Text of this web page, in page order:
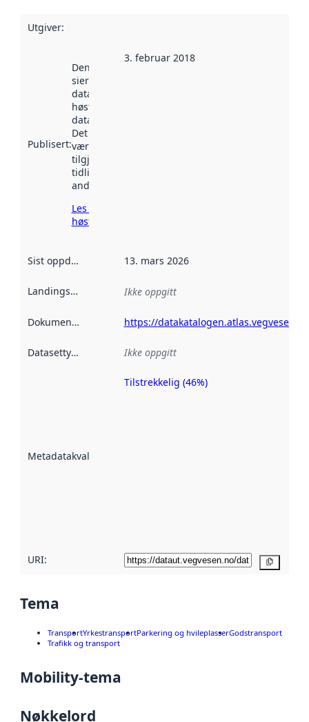
Utgiver:
Publisert:
Denne datoen
sier når
datasettet ble
høstet av
data.norge.no.
Det kan ha
vært
tilgjengelig
tidligere
andre steder.
Les mer om
høsting her
3. februar 2018
Sist oppdatert 13. mars 2026
Landingsside Ikke oppgitt
Dokumentasjon https://
Datasettype Ikke oppgitt
Metadatakvalitet
Metadatakvalitet
Tilstrekkelig (46%)
URI:
Tema
TransportYrkestransportParkering og hvileplasserGodstransport
Trafikk og transport
Mobility-tema
Nøkkelord